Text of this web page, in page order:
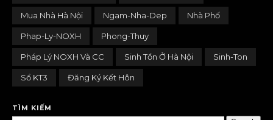
Mua Nhà Hà Nội Ngam-Nha-Dep Nhà Phố
Phap-Ly-NOXH Phong-Thuy
Pháp Lý NOXH Và CC Sinh Tồn Ở Hà Nội Sinh-Ton
Sổ KT3 Đăng Ký Kết Hôn
TÌM KIẾM